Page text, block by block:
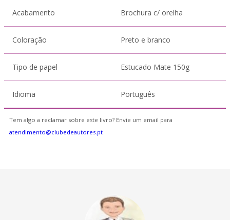
Acabamento Brochura c/ orelha
Coloração Preto e branco
Tipo de papel Estucado Mate 150g
Idioma Português
Tem algo a reclamar sobre este livro? Envie um email para
atendimento@clubedeautores.pt